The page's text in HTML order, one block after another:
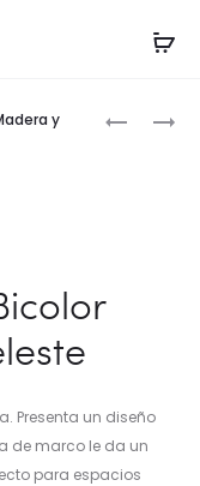
CUADRO
CUADRO
y
Presenta un diseño
de marco le da un
para espacios